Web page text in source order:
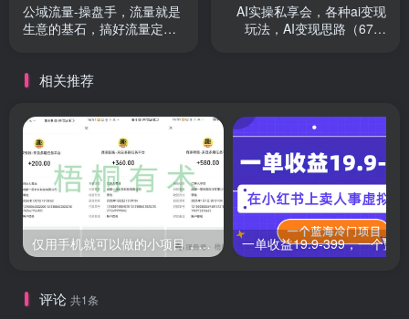
公域流量-操盘手，流量就是
生意的基石，搞好流量定单
AI实操私享会，各种ai变现
玩法，AI变现思路（67节
相关推荐
仅用手机就可以做的小项目，当天就能见钱，每天100-300
评论 共1条